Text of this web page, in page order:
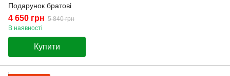
Подарунок братові
4 650 грн 5 840 грн
В наявності
Купити